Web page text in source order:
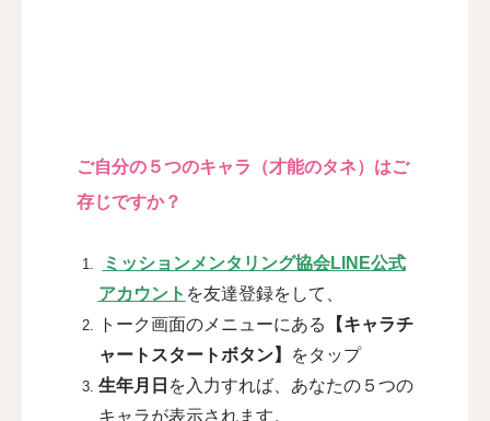
ご自分の５つのキャラ（才能のタネ）はご
存じですか？
ミッションメンタリング協会LINE公式
アカウント を友達登録をして、
トーク画面のメニューにある 【キャラチ
ャートスタートボタン】
をタップ
生年月日 を入力すれば、あなたの５つの
キャラが表示されます。